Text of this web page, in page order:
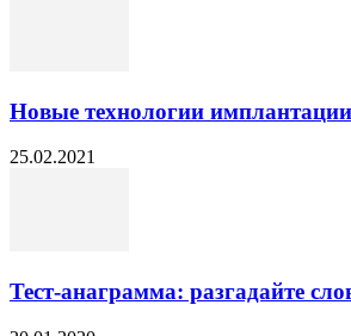
Новые технологии
25.02.2021
Тест-анаграмма: разгадайте